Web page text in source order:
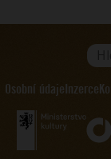
Osobní údaje Inzerce